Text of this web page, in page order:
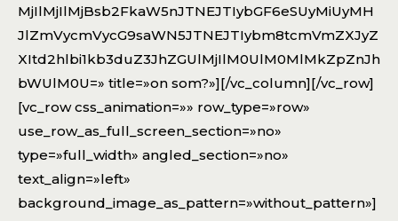
MjIlMjIlMjBsb2FkaW5nJTNEJTIybGF6eSUyMiUyMH
JlZmVycmVycG9saWN5JTNEJTIybm8tcmVmZXJyZ
XItd2hlbi1kb3duZ3JhZGUlMjIlM0UlM0MlMkZpZnJh
bWUlM0U=» title=»on som?»][/vc_column][/vc_row]
[vc_row css_animation=»» row_type=»row»
use_row_as_full_screen_section=»no»
type=»full_width» angled_section=»no»
text_align=»left»
background_image_as_pattern=»without_pattern»]